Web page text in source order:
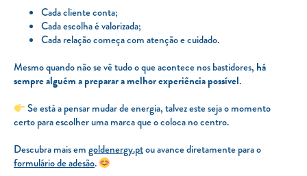
Cada cliente conta;
Cada escolha é valorizada;
Cada relação começa com atenção e cuidado.
Mesmo quando não se vê tudo o que acontece nos bastidores, há
sempre alguém a preparar a melhor experiência possível.
Se está a pensar mudar de energia, talvez este seja o momento
certo para escolher uma marca que o coloca no centro.
Descubra mais emgoldenergy.ptou avance diretamente para o
formulário de adesão.